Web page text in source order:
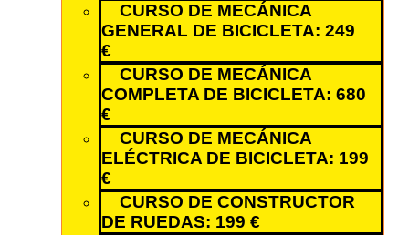
CURSO DE MECÁNICA
GENERAL DE BICICLETA: 249
€
CURSO DE MECÁNICA
COMPLETA DE BICICLETA: 680
€
CURSO DE MECÁNICA
ELÉCTRICA DE BICICLETA: 199
€
CURSO DE CONSTRUCTOR
DE RUEDAS: 199 €